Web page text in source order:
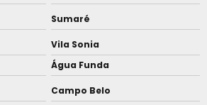
Sumaré
Vila Sonia
Água Funda
Campo Belo